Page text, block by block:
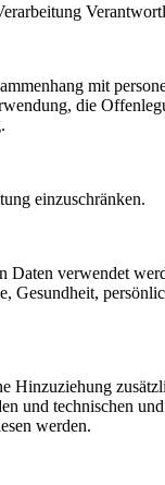
mit
die
einzuschränken.
Daten verwendet
Gesundheit,
Hinzuziehung
und technischen
werden.